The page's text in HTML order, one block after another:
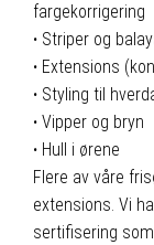
fargekorrigering
· Striper og
· Extensions
· Styling til
· Vipper og bryn
· Hull i ørene
Flere av våre
extensions. Vi
sertifisering